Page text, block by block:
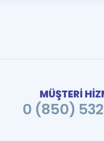
MÜŞTERİ
0 (850)